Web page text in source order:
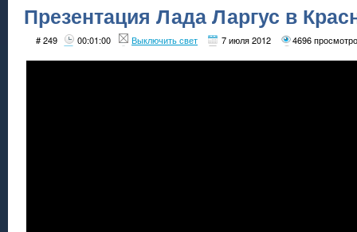
Презентация Лада Ларгус в
# 249 00:01:00 Выключить свет 7 июля 2012 4696